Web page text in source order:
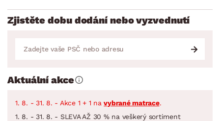
Zjistěte dobu dodání nebo vyzvednutí
Aktuální akce
1. 8. - 31. 8. - Akce 1 + 1 navybrané matrace.
1. 8. - 31. 8. - SLEVA AŽ 30 % na veškerý sortiment